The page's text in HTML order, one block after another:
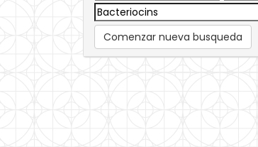
Comenzar nueva busqueda